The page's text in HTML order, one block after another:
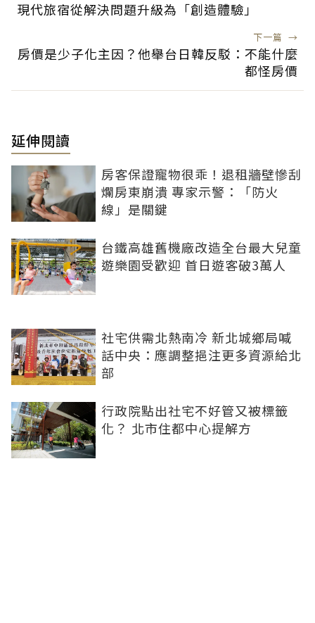
現代旅宿從解決問題升級為「創造體驗」
下一篇 →
房價是少子化主因？他舉台日韓反駁：不能什麼
都怪房價
延伸閱讀
房客保證寵物很乖！退租牆壁慘刮
爛房東崩潰 專家示警：「防火
線」是關鍵
台鐵高雄舊機廠改造全台最大兒童
遊樂園受歡迎 首日遊客破3萬人
社宅供需北熱南冷 新北城鄉局喊
話中央：應調整挹注更多資源給北
部
行政院點出社宅不好管又被標籤
化？ 北市住都中心提解方